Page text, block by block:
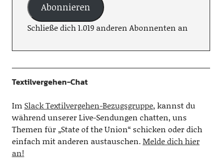
Abonnieren
Schließe dich 1.019 anderen Abonnenten an
Textilvergehen-Chat
Im Slack Textilvergehen-Bezugsgruppe, kannst du
während unserer Live-Sendungen chatten, uns
Themen für „State of the Union“ schicken oder dich
einfach mit anderen austauschen.Melde dich hier
an!